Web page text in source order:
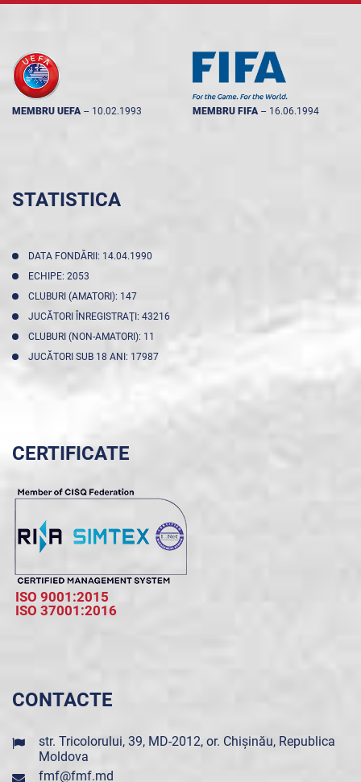
MEMBRU UEFA -- 10.02.1993 MEMBRU FIFA -- 16.06.1994
STATISTICA
DATA FONDĂRII: 14.04.1990
ECHIPE: 2053
CLUBURI (AMATORI): 147
JUCĂTORI ÎNREGISTRAŢI: 43216
CLUBURI (NON-AMATORI): 11
JUCĂTORI SUB 18 ANI: 17987
CERTIFICATE
ISO 9001:2015
ISO 37001:2016
CONTACTE
str. Tricolorului, 39, MD-2012, or. Chișinău, Republica
Moldova
fmf@fmf.md